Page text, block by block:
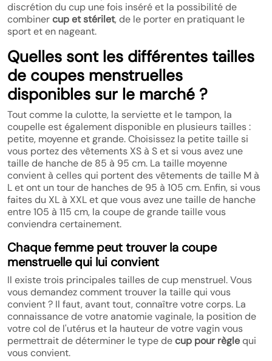
discrétion du cup une fois inséré et la possibilité de
combinercup et stérilet, de le porter en pratiquant le
sport et en nageant.
Quelles sont les différentes tailles
de coupes menstruelles
disponibles sur le marché ?
Tout comme la culotte, la serviette et le tampon, la
coupelle est également disponible en plusieurs tailles :
petite, moyenne et grande. Choisissez la petite taille si
vous portez des vêtements XS à S et si vous avez une
taille de hanche de 85 à 95 cm. La taille moyenne
convient à celles qui portent des vêtements de taille M à
L et ont un tour de hanches de 95 à 105 cm. Enfin, si vous
faites du XL à XXL et que vous avez une taille de hanche
entre 105 à 115 cm, la coupe de grande taille vous
conviendra certainement.
Chaque femme peut trouver la coupe
menstruelle qui lui convient
Il existe trois principales tailles de cup menstruel. Vous
vous demandez comment trouver la taille qui vous
convient ? Il faut, avant tout, connaître votre corps. La
connaissance de votre anatomie vaginale, la position de
votre col de l'utérus et la hauteur de votre vagin vous
permettrait de déterminer le type decup pour règlequi
vous convient.